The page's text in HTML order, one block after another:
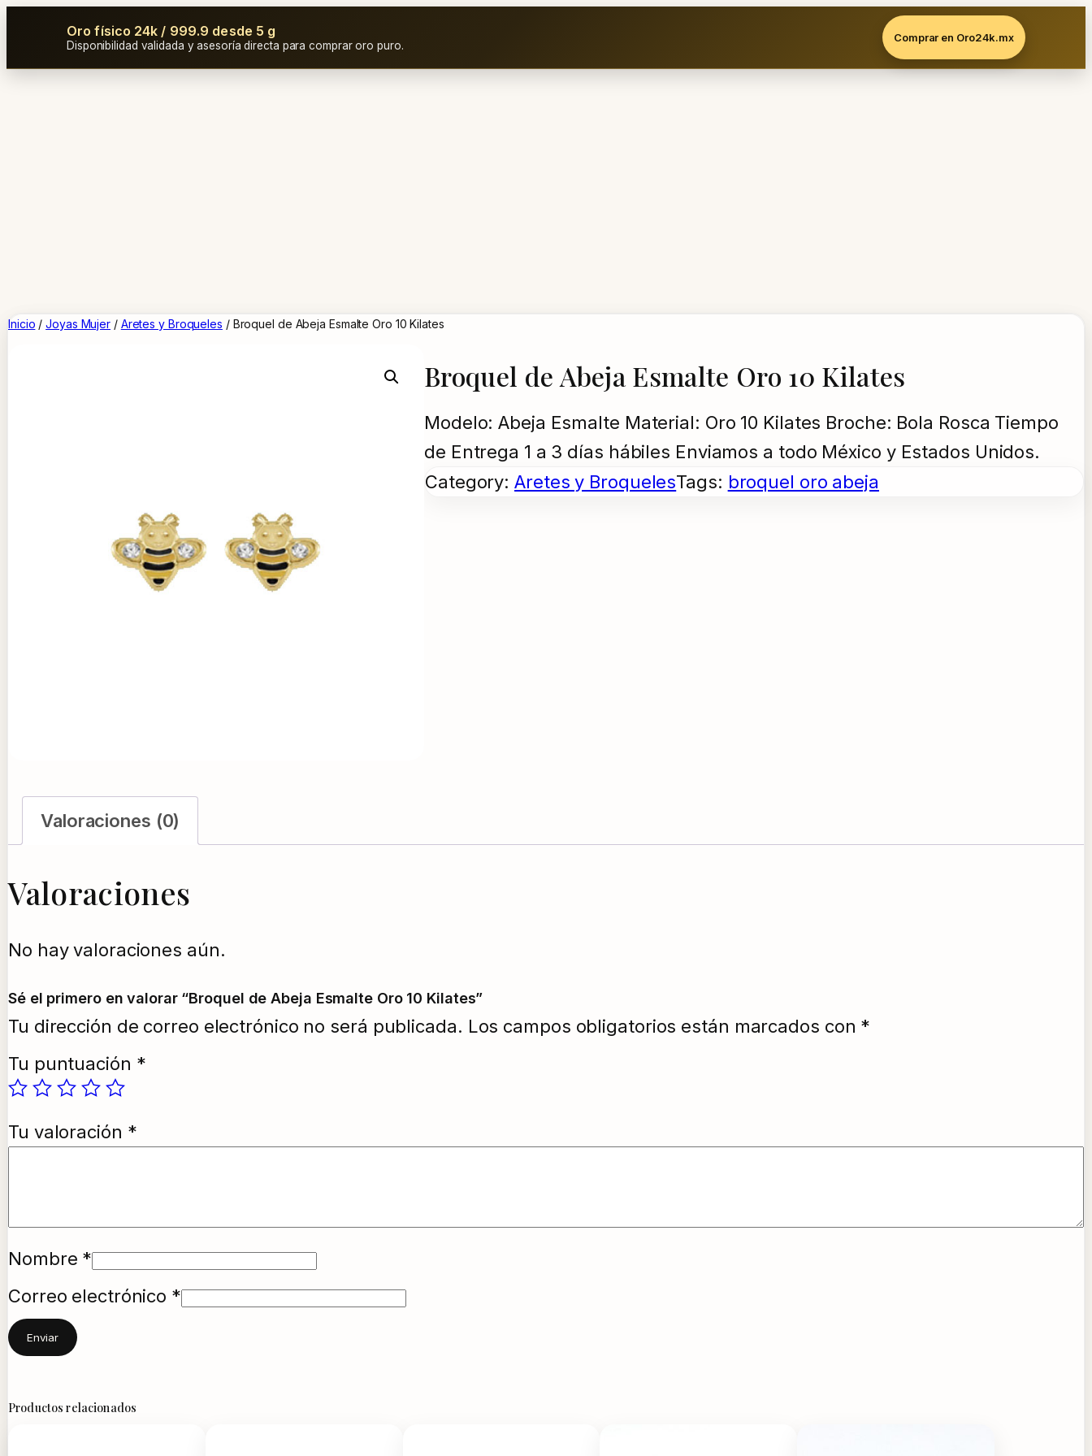
Oro físico 24k / 999.9 desde 5 g
Disponibilidad validada y asesoría directa para comprar oro puro.
Comprar en Oro24k.mx
Inicio /Joyas Mujer / Aretes y Broqueles / Broquel de Abeja Esmalte Oro 10 Kilates
Broquel de Abeja Esmalte Oro 10 Kilates
Modelo: Abeja Esmalte Material: Oro 10 Kilates Broche: Bola Rosca Tiempo
de Entrega 1 a 3 días hábiles Enviamos a todo México y Estados Unidos.
Category:Aretes y BroquelesTags: broquel oro abeja
Valoraciones (0)
Valoraciones
No hay valoraciones aún.
Sé el primero en valorar “Broquel de Abeja Esmalte Oro 10 Kilates”
Tu dirección de correo electrónico no será publicada. Los campos obligatorios están marcados con *
Tu puntuación *
Tu valoración *
Nombre *
Correo electrónico *
Productos relacionados